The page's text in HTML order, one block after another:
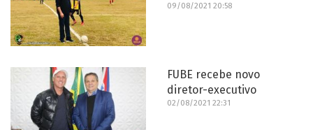
09/08/2021 20:58
FUBE recebe novo
diretor-executivo
02/08/2021 22:31